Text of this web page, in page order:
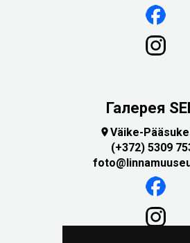
Галерея
Väike-
(+372) 5309